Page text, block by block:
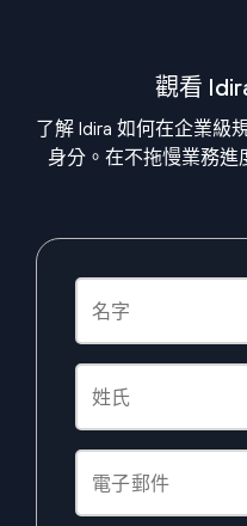
觀看
了解 Idira 如何在企業級
身分。在不拖慢業務進